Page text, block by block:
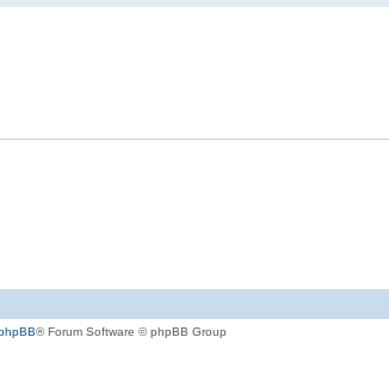
® Forum Software © phpBB Group